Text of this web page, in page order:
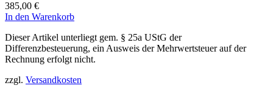
385,00 €
In den Warenkorb
Dieser Artikel unterliegt gem. § 25a UStG der
Differenzbesteuerung, ein Ausweis der Mehrwertsteuer auf der
Rechnung erfolgt nicht.
zzgl. Versandkosten